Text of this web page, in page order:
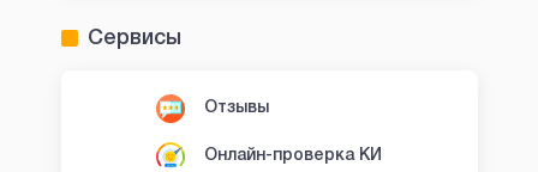
Сервисы
Отзывы
Онлайн-проверка КИ